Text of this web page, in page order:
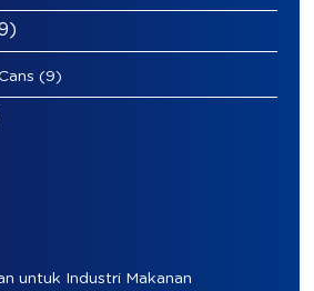
(9)
untuk Industri Makanan